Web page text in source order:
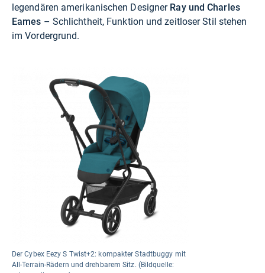
legendären amerikanischen Designer Ray und Charles
Eames – Schlichtheit, Funktion und zeitloser Stil stehen
im Vordergrund.
Der Cybex Eezy S Twist+2: kompakter Stadtbuggy mit
All-Terrain-Rädern und drehbarem Sitz. (Bildquelle: